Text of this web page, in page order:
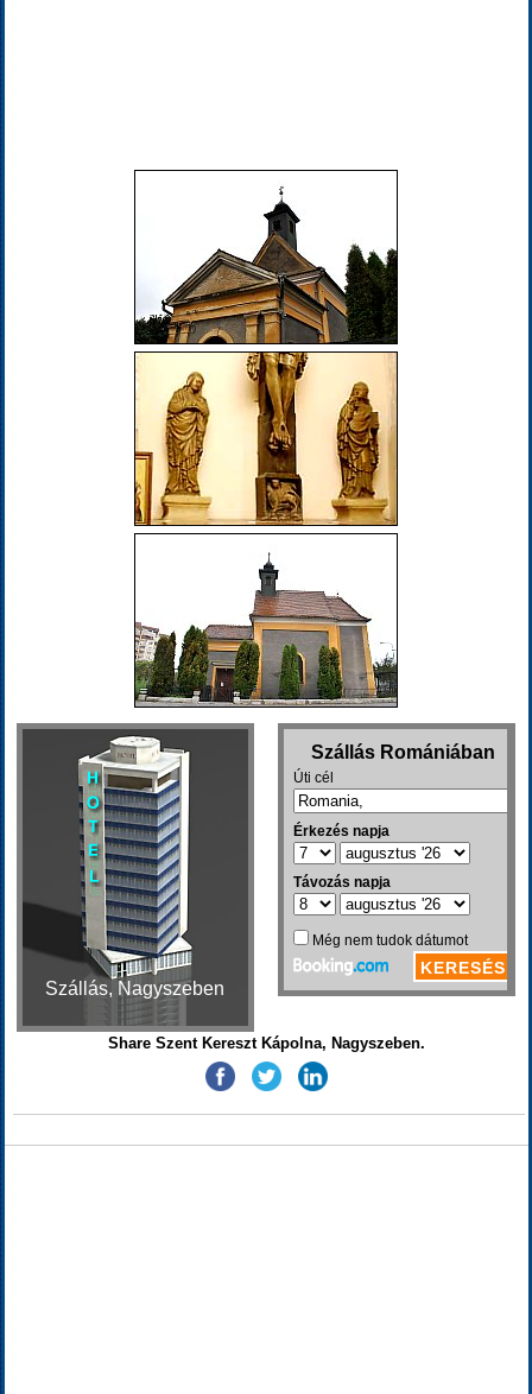
Szállás, Nagyszeben
Share Szent Kereszt Kápolna, Nagyszeben.